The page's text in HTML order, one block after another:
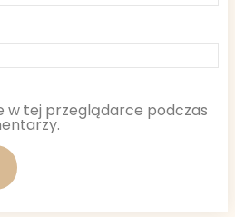
w tej przeglądarce podczas